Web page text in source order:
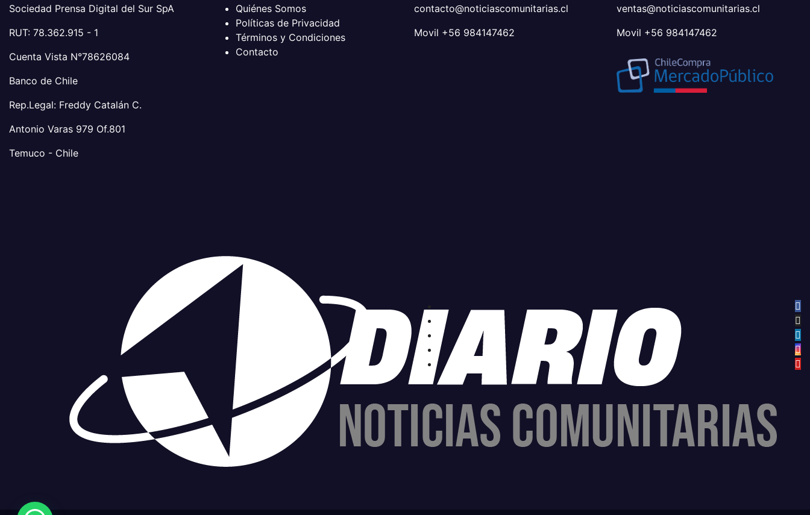
Sociedad Prensa Digital del Sur SpA
RUT: 78.362.915 - 1
Cuenta Vista N°78626084
Banco de Chile
Rep.Legal: Freddy Catalán C.
Antonio Varas 979 Of.801
Temuco - Chile
Quiénes Somos
Políticas de Privacidad
Términos y Condiciones
Contacto
contacto@noticiascomunitarias.cl
Movil +56 984147462
ventas@noticiascomunitarias.cl
Movil +56 984147462